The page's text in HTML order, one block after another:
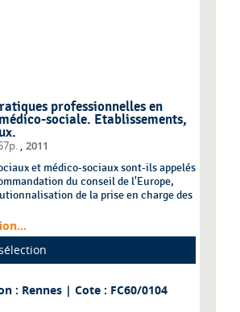
professionnelles en
sociale. Etablissements,
, 2011
et médico-sociaux sont-ils appelés
du conseil de l'Europe,
de la prise en charge des
: Rennes | Cote : FC60/0104